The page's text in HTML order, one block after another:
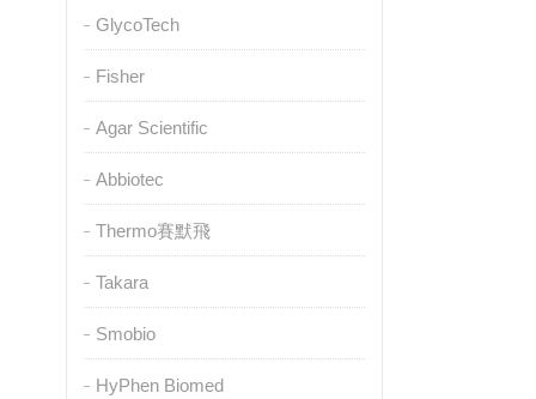
GlycoTech
Fisher
Agar Scientific
Abbiotec
Thermo賽默飛
Takara
Smobio
HyPhen Biomed